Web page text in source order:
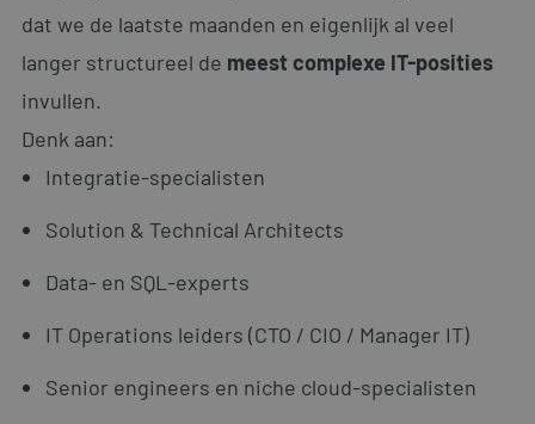
dat we de laatste maanden en eigenlijk al veel
langer structureel de meest complexe IT-posities
invullen.
Denk aan:
Integratie-specialisten
Solution & Technical Architects
Data- en SQL-experts
IT Operations leiders (CTO / CIO / Manager IT)
Senior engineers en niche cloud-specialisten